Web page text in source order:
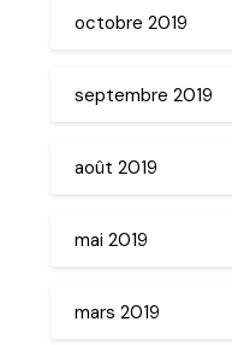
octobre 2019
septembre 2019
août 2019
mai 2019
mars 2019